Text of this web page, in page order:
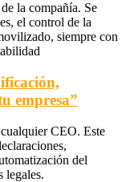
la compañía. Se
el control de la
siempre con
empresa”
CEO. Este
del
legales.